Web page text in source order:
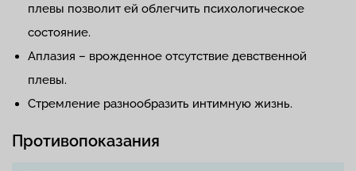
плевы позволит ей облегчить психологическое
состояние.
Аплазия – врожденное отсутствие девственной
плевы.
Стремление разнообразить интимную жизнь.
Противопоказания